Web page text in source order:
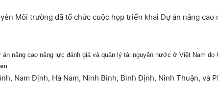
Môi trường đã tổ chức cuộc họp triển khai Dự án nâng
án nâng cao năng lực đánh giá và quản lý tài nguyên nước ở Việt Nam
Nam Định, Hà Nam, Ninh Bình, Bình Định, Ninh Thuận, và